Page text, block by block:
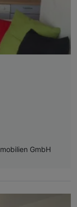
GmbH